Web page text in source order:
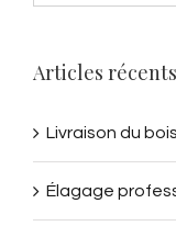
Articles récents
Livraison du
Élagage